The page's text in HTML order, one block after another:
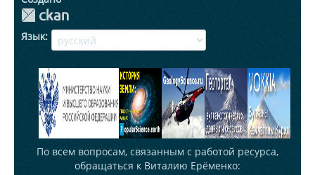
Язык
По всем вопросам, связанным с работой ресурса,
обращаться к Виталию Ерёменко: